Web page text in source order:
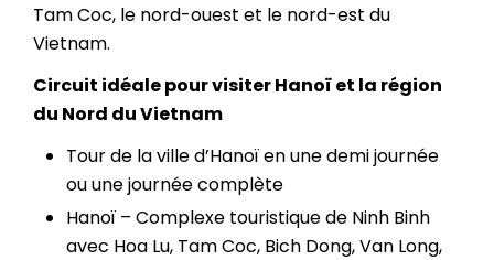
Tam Coc, le nord-ouest et le nord-est du
Vietnam.
Circuit idéale pour visiter Hanoï et la région
du Nord du Vietnam
Tour de la ville d’Hanoï en unedemi journée
ou une journée complète
Hanoï – Complexe touristique de Ninh Binh
avec Hoa Lu, Tam Coc, Bich Dong, Van Long,